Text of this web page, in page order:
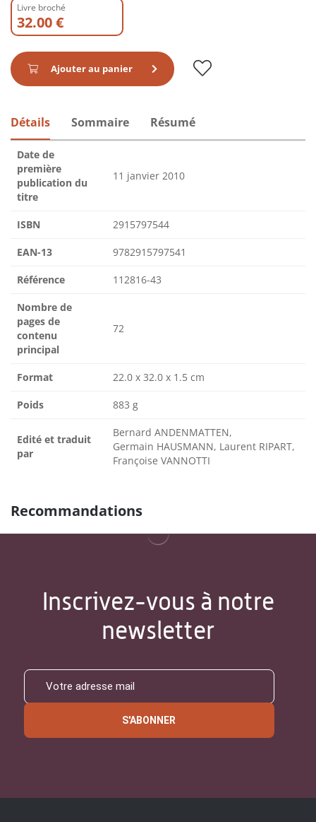
Livre broché
32.00 €
Ajouter au panier
Détails Sommaire Résumé
Date de
première
publication du
titre
11 janvier 2010
ISBN 2915797544
EAN-13 9782915797541
Référence 112816-43
Nombre de
pages de
contenu
principal
72
Format 22.0 x 32.0 x 1.5 cm
Poids 883 g
Edité et traduit
par
Bernard ANDENMATTEN,
Germain HAUSMANN, Laurent RIPART,
Françoise VANNOTTI
Recommandations
Inscrivez-vous à notre
newsletter
S'ABONNER